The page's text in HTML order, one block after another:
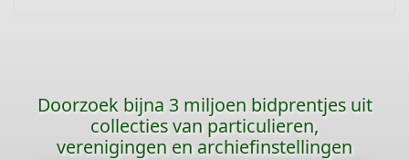
Doorzoek bijna 3 miljoen bidprentjes uit
collecties van particulieren,
verenigingen en archiefinstellingen